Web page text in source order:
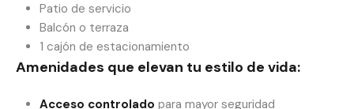
Patio de servicio
Balcón o terraza
1 cajón de estacionamiento
Amenidades que elevan tu estilo de vida:
Acceso controlado para mayor seguridad